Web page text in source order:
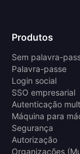
Produtos
Sem palavra-
Palavra-passe
Login social
SSO empresarial
Autenticação
Máquina para
Segurança
Autorização
Organizações